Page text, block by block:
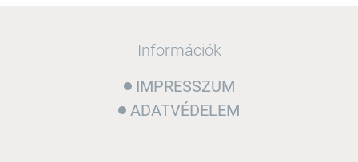
Információk
IMPRESSZUM
ADATVÉDELEM